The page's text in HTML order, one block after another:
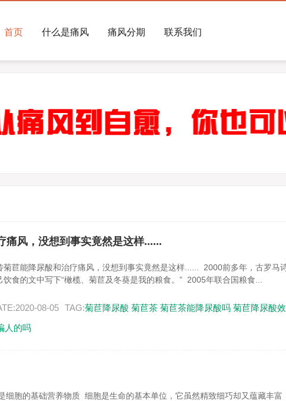
首页 什么是痛风 痛风分期 联系我们
痛风，没想到事实竟然是这样......
菊苣能降尿酸和治疗痛风，没想到事实竟然是这样...... 2000前多年，古罗马
饮食的文中写下“橄榄、菊苣及冬葵是我的粮食。” 2005年联合国粮食...
08-05 TAG:菊苣降尿酸 菊苣茶 菊苣茶能降尿酸吗 菊苣降尿酸
人的吗
细胞的基础营养物质 细胞是生命的基本单位，它虽然精致细巧却又蕴藏丰富